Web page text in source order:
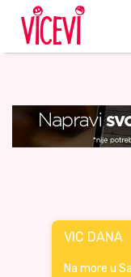
VIC DANA
Na more u